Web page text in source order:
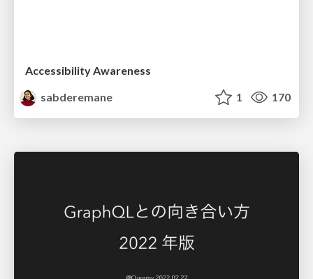
Accessibility Awareness
sabderemane
1 170